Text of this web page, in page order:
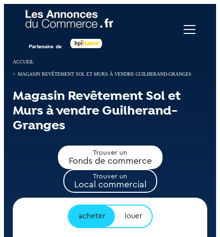
ACCUEIL
> MAGASIN REVÊTEMENT SOL ET MURS À VENDRE GUILHERAND-GRANGES
Magasin Revêtement Sol et
Murs à vendre Guilherand-
Granges
Trouver un
Fonds de commerce
Trouver un
Local commercial
acheter louer
Panneau de gestion des cookies